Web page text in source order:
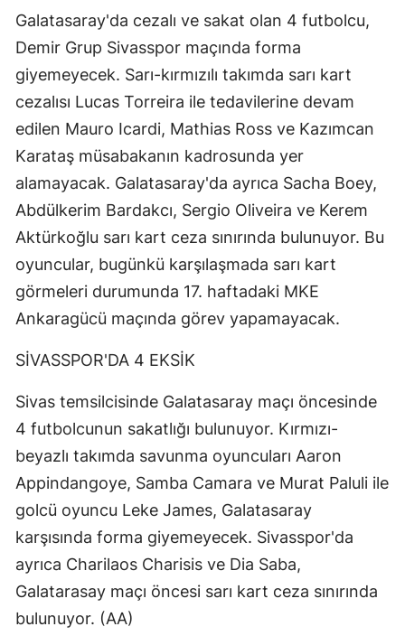
Kastamonu
Kayseri
Kırklareli
Kırşehir
Kocaeli
Konya
Kütahya
Malatya
Muğla
Muş
Nevşehir
Ordu
Rize
Galatasaray'da cezalı ve sakat olan 4 futbolcu,
Demir Grup Sivasspor maçında forma
giyemeyecek. Sarı-kırmızılı takımda sarı kart
cezalısı Lucas Torreira ile tedavilerine devam
edilen Mauro Icardi, Mathias Ross ve Kazımcan
Karataş müsabakanın kadrosunda yer
alamayacak. Galatasaray'da ayrıca Sacha Boey,
Abdülkerim Bardakcı, Sergio Oliveira ve Kerem
Aktürkoğlu sarı kart ceza sınırında bulunuyor. Bu
oyuncular, bugünkü karşılaşmada sarı kart
görmeleri durumunda 17. haftadaki MKE
Ankaragücü maçında görev yapamayacak.
SİVASSPOR'DA 4 EKSİK
Sivas temsilcisinde Galatasaray maçı öncesinde
4 futbolcunun sakatlığı bulunuyor. Kırmızı-
beyazlı takımda savunma oyuncuları Aaron
Appindangoye, Samba Camara ve Murat Paluli ile
golcü oyuncu Leke James, Galatasaray
karşısında forma giyemeyecek. Sivasspor'da
ayrıca Charilaos Charisis ve Dia Saba,
Galatarasay maçı öncesi sarı kart ceza sınırında
bulunuyor. (AA)